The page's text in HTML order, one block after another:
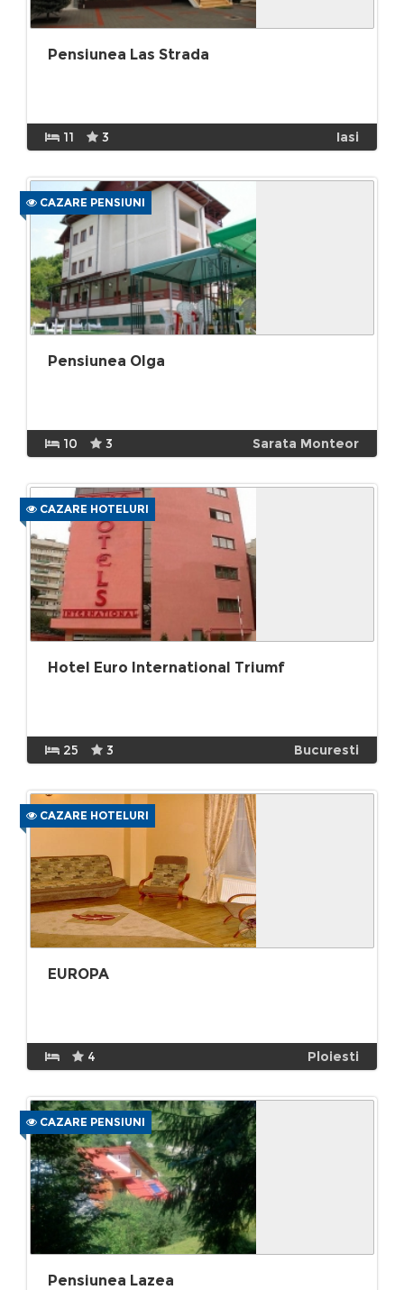
Pensiunea Las Strada
11 3 Iasi
CAZARE PENSIUNI
Pensiunea Olga
10 3 Sarata Monteor
CAZARE HOTELURI
Hotel Euro International Triumf
25 3 Bucuresti
CAZARE HOTELURI
EUROPA
4 Ploiesti
CAZARE PENSIUNI
Pensiunea Lazea